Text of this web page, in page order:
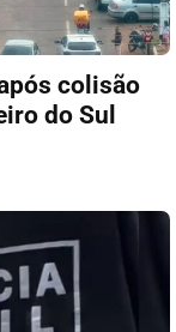
colisão
do Sul